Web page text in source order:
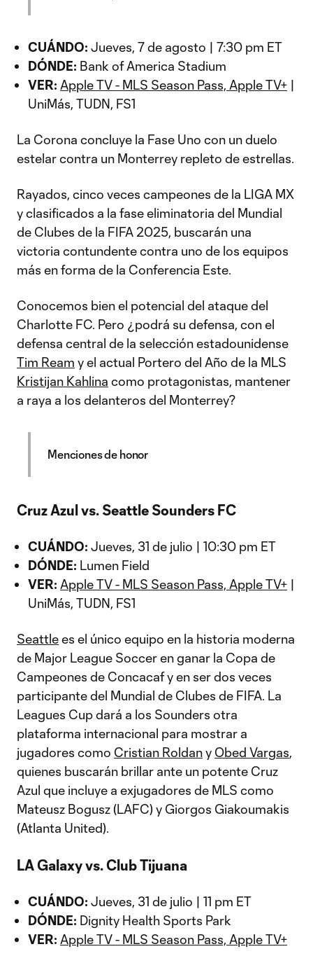
CUÁNDO: Jueves, 7 de agosto | 7:30 pm ET
DÓNDE: Bank of America Stadium
VER: Apple TV - MLS Season Pass, Apple TV+ |
UniMás, TUDN, FS1
La Corona concluye la Fase Uno con un duelo
estelar contra un Monterrey repleto de estrellas.
Rayados, cinco veces campeones de la LIGA MX
y clasificados a la fase eliminatoria del Mundial
de Clubes de la FIFA 2025, buscarán una
victoria contundente contra uno de los equipos
más en forma de la Conferencia Este.
Conocemos bien el potencial del ataque del
Charlotte FC. Pero ¿podrá su defensa, con el
defensa central de la selección estadounidense
Tim Ream y el actual Portero del Año de la MLS
Kristijan Kahlina como protagonistas, mantener
a raya a los delanteros del Monterrey?
Menciones de honor
Cruz Azul vs. Seattle Sounders FC
CUÁNDO: Jueves, 31 de julio | 10:30 pm ET
DÓNDE: Lumen Field
VER: Apple TV - MLS Season Pass, Apple TV+ |
UniMás, TUDN, FS1
Seattlees el único equipo en la historia moderna
de Major League Soccer en ganar la Copa de
Campeones de Concacaf y en ser dos veces
participante del Mundial de Clubes de FIFA. La
Leagues Cup dará a los Sounders otra
plataforma internacional para mostrar a
jugadores como Cristian Roldany Obed Vargas,
quienes buscarán brillar ante un potente Cruz
Azul que incluye a exjugadores de MLS como
Mateusz Bogusz (LAFC) y Giorgos Giakoumakis
(Atlanta United).
LA Galaxy vs. Club Tijuana
CUÁNDO: Jueves, 31 de julio | 11 pm ET
DÓNDE: Dignity Health Sports Park
VER: Apple TV - MLS Season Pass, Apple TV+